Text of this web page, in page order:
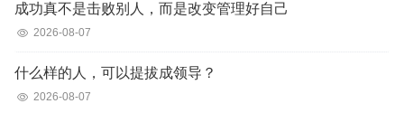
成功真不是击败别人，而是改变管理好自己
2026-08-07
什么样的人，可以提拔成领导？
2026-08-07